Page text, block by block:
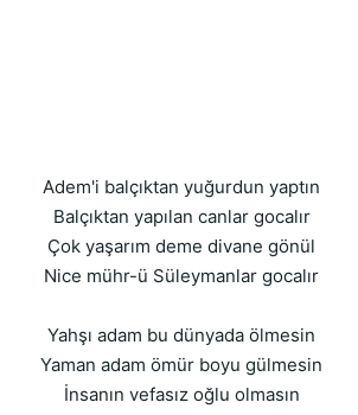
Adem'i balçıktan yuğurdun yaptın
Balçıktan yapılan canlar gocalır
Çok yaşarım deme divane gönül
Nice mühr-ü Süleymanlar gocalır
Yahşı adam bu dünyada ölmesin
Yaman adam ömür boyu gülmesin
İnsanın vefasız oğlu olmasın